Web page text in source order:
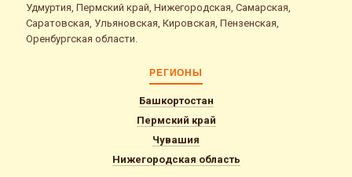
Удмуртия, Пермский край, Нижегородская, Самарская,
Саратовская, Ульяновская, Кировская, Пензенская,
Оренбургская области.
РЕГИОНЫ
Башкортостан
Пермский край
Чувашия
Нижегородская область